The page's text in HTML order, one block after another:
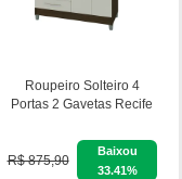
Roupeiro Solteiro 4
Portas 2 Gavetas Recife
R$ 875,90
Baixou
33.41%